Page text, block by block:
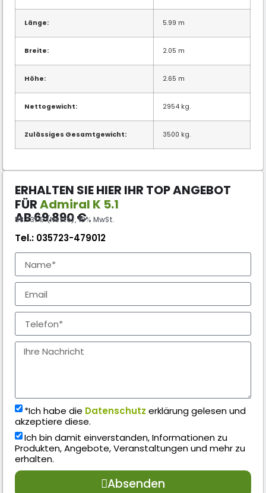
Länge: 5.99 m
Breite: 2.05 m
Höhe: 2.65 m
Nettogewicht: 2954 kg.
Zulässiges Gesamtgewicht: 3500 kg.
ERHALTEN SIE HIER IHR TOP ANGEBOT
FÜRAdmiral K 5.1
AB69.890€
58.731 € (Netto), 19% MwSt.
Tel.: 035723-479012
*Ich habe die Datenschutz erklärung gelesen und
akzeptiere diese.
Ich bin damit einverstanden, Informationen zu
Produkten, Angebote, Veranstaltungen und mehr zu
erhalten.
Absenden